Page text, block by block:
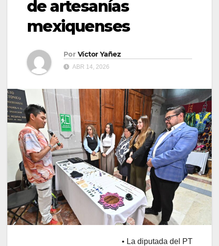
de artesanías
mexiquenses
Por Víctor Yañez
ABR 14, 2026
• La diputada del PT